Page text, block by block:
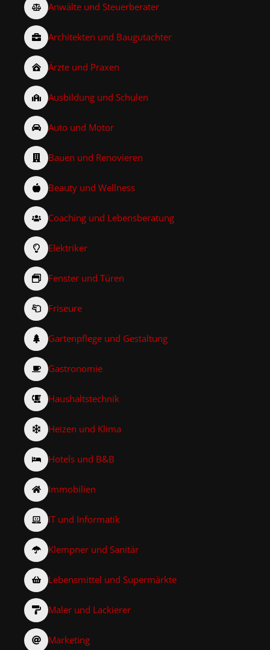
Anwälte und Steuerberater
Architekten und Baugutachter
Ärzte und Praxen
Ausbildung und Schulen
Auto und Motor
Bauen und Renovieren
Beauty und Wellness
Coaching und Lebensberatung
Elektriker
Fenster und Türen
Friseure
Gartenpflege und Gestaltung
Gastronomie
Haushaltstechnik
Heizen und Klima
Hotels und B&B
Immobilien
IT und Informatik
Klempner und Sanitär
Lebensmittel und Supermärkte
Maler und Lackierer
Marketing